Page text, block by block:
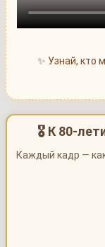
✨ Узнай, кто
🎖 К 80-
Каждый кадр —